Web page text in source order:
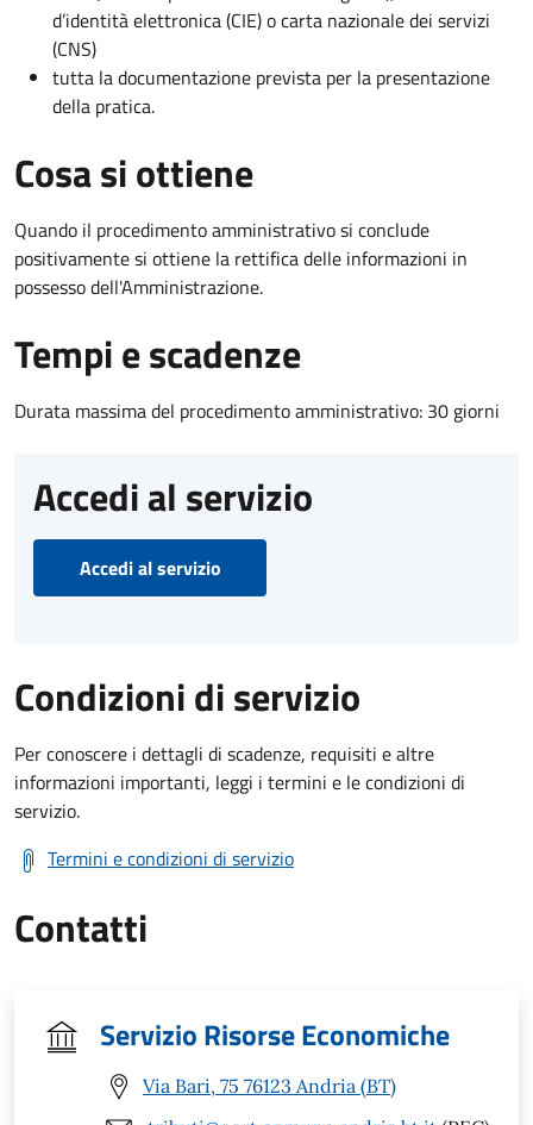
d’identità elettronica (CIE) o carta nazionale dei servizi
(CNS)
tutta la documentazione prevista per la presentazione
della pratica.
Cosa si ottiene
Quando il procedimento amministrativo si conclude
positivamente si ottiene la rettifica delle informazioni in
possesso dell'Amministrazione.
Tempi e scadenze
Durata massima del procedimento amministrativo: 30 giorni
Accedi al servizio
Accedi al servizio
Condizioni di servizio
Per conoscere i dettagli di scadenze, requisiti e altre
informazioni importanti, leggi i termini e le condizioni di
servizio.
Termini e condizioni di servizio
Contatti
Servizio Risorse Economiche
Via Bari, 75 76123 Andria (BT)